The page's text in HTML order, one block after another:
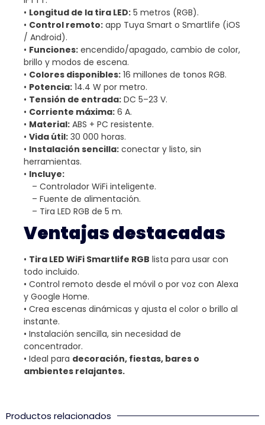
• Longitud de la tira LED: 5 metros (RGB).
• Control remoto: app Tuya Smart o Smartlife (iOS
/ Android).
• Funciones: encendido/apagado, cambio de color,
brillo y modos de escena.
• Colores disponibles: 16 millones de tonos RGB.
• Potencia: 14.4 W por metro.
• Tensión de entrada: DC 5–23 V.
• Corriente máxima: 6 A.
• Material: ABS + PC resistente.
• Vida útil: 30 000 horas.
• Instalación sencilla: conectar y listo, sin
herramientas.
• Incluye:
– Controlador WiFi inteligente.
– Fuente de alimentación.
– Tira LED RGB de 5 m.
Ventajas destacadas
• Tira LED WiFi Smartlife RGB lista para usar con
todo incluido.
• Control remoto desde el móvil o por voz con Alexa
y Google Home.
• Crea escenas dinámicas y ajusta el color o brillo al
instante.
• Instalación sencilla, sin necesidad de
concentrador.
• Ideal para decoración, fiestas, bares o
ambientes relajantes.
Productos relacionados